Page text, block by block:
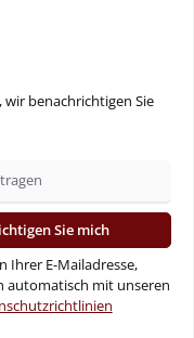
benachrichtigen Sie
Sie mich
Ihrer E-Mailadresse,
automatisch mit unseren